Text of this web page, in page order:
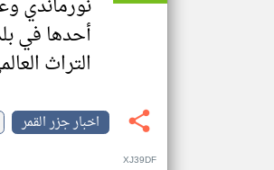
نورماندي
أحدها في
التراث
اخبار جزر القمر
XJ39DF